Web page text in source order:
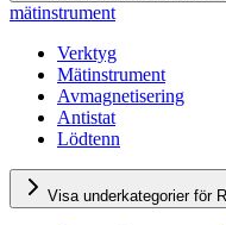
mätinstrument
Verktyg
Mätinstrument
Avmagnetisering
Antistat
Lödtenn
Visa underkategorier för